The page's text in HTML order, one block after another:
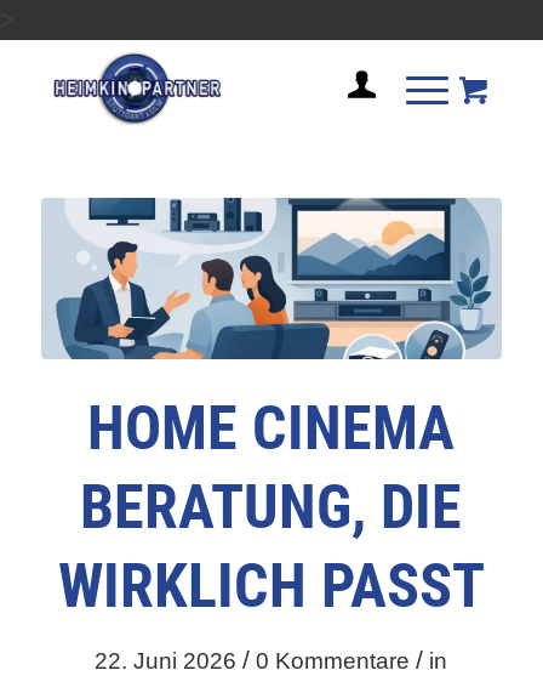
HOME CINEMA
BERATUNG, DIE
WIRKLICH PASST
22. Juni 2026 / 0 Kommentare / in